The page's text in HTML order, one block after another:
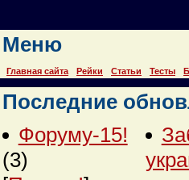
Меню
Главная сайта Рейки Статьи Тесты
Последние
Форуму-15!
(3)